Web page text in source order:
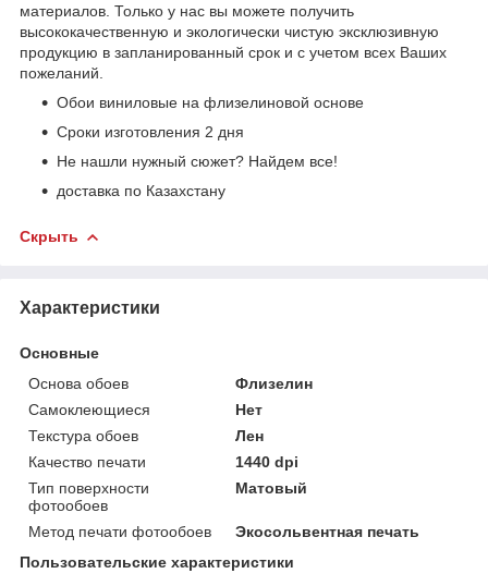
материалов. Только у нас вы можете получить
высококачественную и экологически чистую эксклюзивную
продукцию в запланированный срок и с учетом всех Ваших
пожеланий.
Обои виниловые на флизелиновой основе
Сроки изготовления 2 дня
Не нашли нужный сюжет? Найдем все!
доставка по Казахстану
Скрыть
Характеристики
Основные
Основа обоев
Флизелин
Самоклеющиеся
Нет
Текстура обоев
Лен
Качество печати
1440 dpi
Тип поверхности
фотообоев
Матовый
Метод печати фотообоев
Экосольвентная печать
Пользовательские характеристики